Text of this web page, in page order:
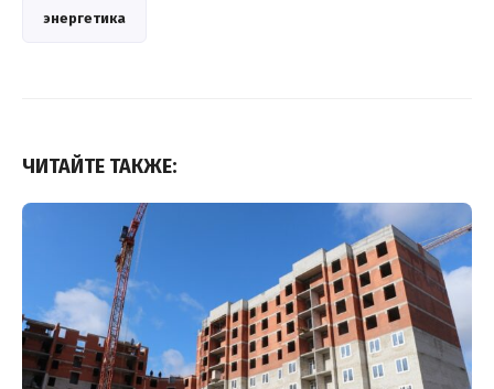
энергетика
ЧИТАЙТЕ ТАКЖЕ: